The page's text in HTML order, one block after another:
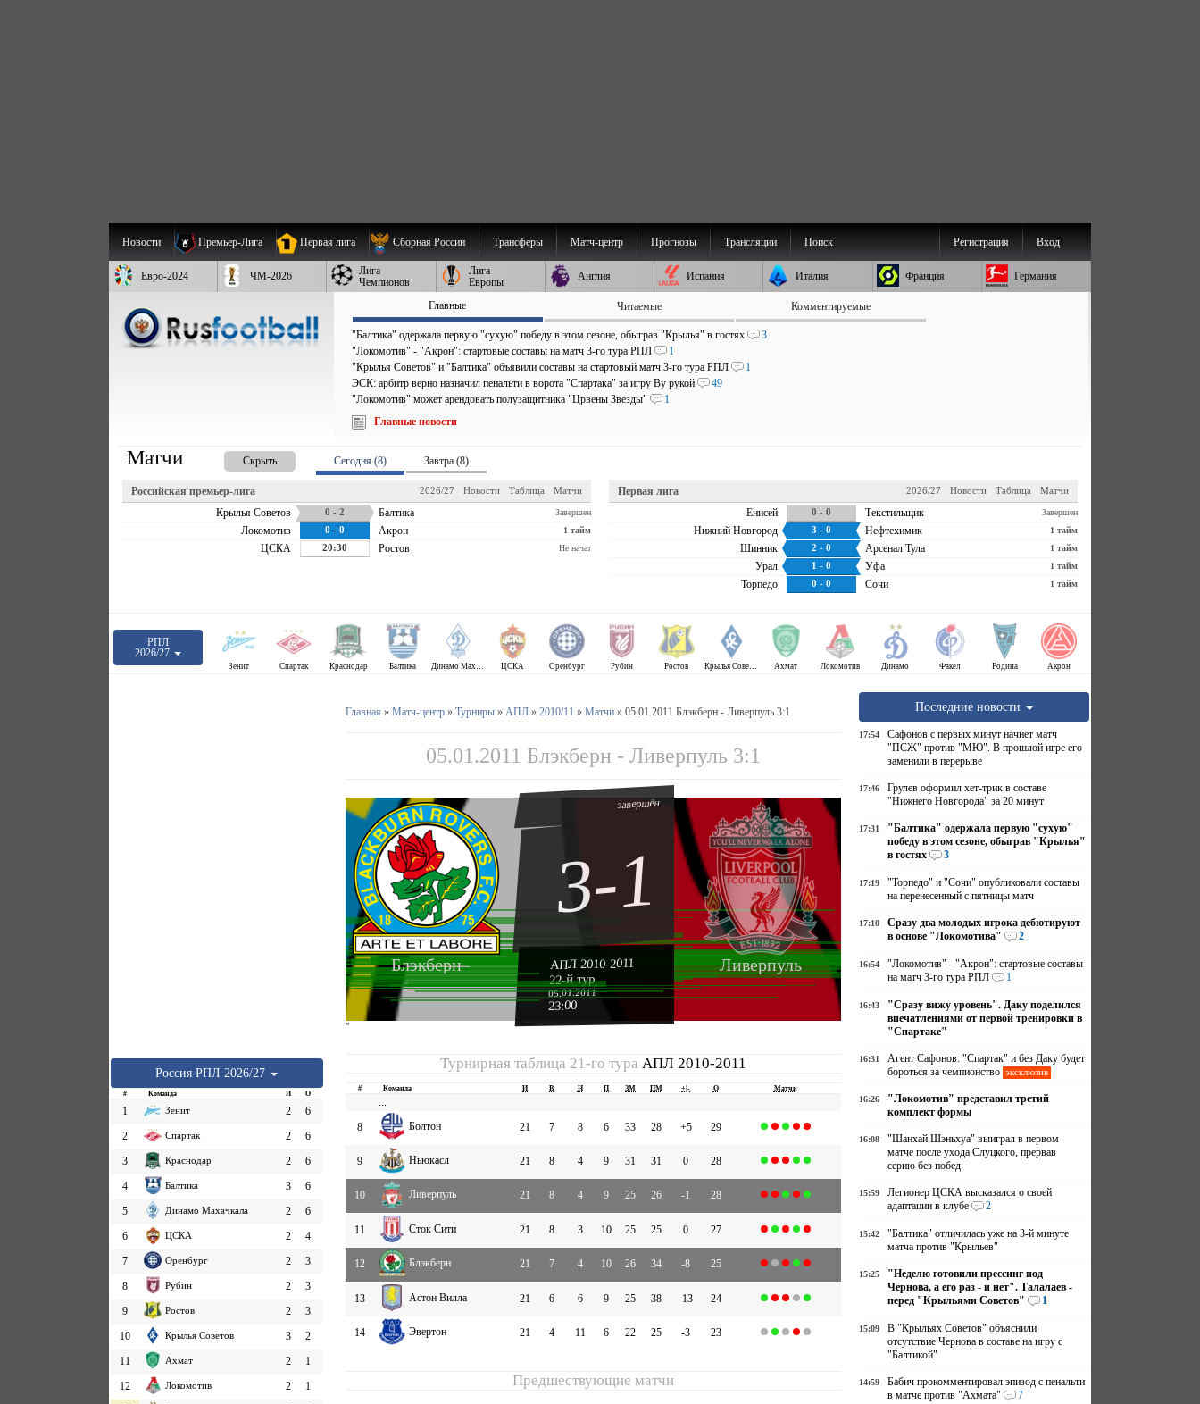
Новости Премьер-Лига Первая лига Сборная России Трансферы Матч-центр Прогнозы Трансляции Поиск Вход
Регистрация
Евро-2024 ЧМ-2026
Лига
Чемпионов
Лига
Европы
Англия Испания Италия Франция Германия
Главные Читаемые Комментируемые
"Балтика" одержала первую "сухую" победу в этом сезоне, обыграв "Крылья" в гостях
3
"Локомотив" - "Акрон": стартовые составы на матч 3-го тура РПЛ
1
"Крылья Советов" и "Балтика" объявили составы на стартовый матч 3-го тура РПЛ
1
ЭСК: арбитр верно назначил пенальти в ворота "Спартака" за игру Ву рукой
49
"Локомотив" может арендовать полузащитника "Црвены Звезды"
1
Главные новости
Матчи Скрыть Сегодня (8) Завтра (8)
Российская премьер-лига Матчи
Таблица
Новости
2026/27
Крылья Советов 0 - 2 Балтика Завершен
Локомотив 0 - 0 Акрон 1 тайм
ЦСКА 20:30 Ростов Не начат
Первая лига Матчи
Таблица
Новости
2026/27
Енисей 0 - 0 Текстильщик Завершен
Нижний Новгород 3 - 0 Нефтехимик 1 тайм
Шинник 2 - 0 Арсенал Тула 1 тайм
Урал 1 - 0 Уфа 1 тайм
Торпедо 0 - 0 Сочи 1 тайм
РПЛ
2026/27
Зенит Спартак Краснодар Балтика Динамо Махачкала ЦСКА Оренбург Рубин Ростов Крылья Советов Ахмат Локомотив Динамо Факел Родина Акрон
Россия РПЛ 2026/27
# Команда И О
1 Зенит 2
6
2
Спартак 2
6
3
Краснодар 2
6
4
Балтика 3
6
5
Динамо Махачкала 2
6
6
ЦСКА 2
4
7
Оренбург 2
3
8
Рубин 2
3
9
Ростов 2
3
10
Крылья Советов 3
2
11
Ахмат 2
1
12
Локомотив 2
1
Главная » Матч-центр» Турниры» АПЛ» 2010/11 » Матчи» 05.01.2011 Блэкберн - Ливерпуль 3:1
05.01.2011 Блэкберн - Ливерпуль 3:1
Блэкберн Ливерпуль
завершён
3-1
АПЛ 2010-2011
22-й тур
05.01.2011
23:00
''
Турнирная таблица 21-го тураАПЛ 2010-2011
# Команда И В Н П ЗМ ПМ +|- О Матчи
...
8
Болтон 21 7 8 6 33 28 +5 29
9 Ньюкасл 21 8 4 9 31 31 0 28
10 Ливерпуль 21 8 4 9 25 26 -1 28
11 Сток Сити 21 8 3 10 25 25 0 27
12 Блэкберн 21 7 4 10 26 34 -8 25
13 Астон Вилла 21 6 6 9 25 38 -13 24
14 Эвертон 21 4 11 6 22 25 -3 23
Предшествующие матчи
Последние новости
17:54
Сафонов с первых минут начнет матч
"ПСЖ" против "МЮ". В прошлой игре его
заменили в перерыве
17:46
Грулев оформил хет-трик в составе
"Нижнего Новгорода" за 20 минут
17:31
"Балтика" одержала первую "сухую"
победу в этом сезоне, обыграв "Крылья"
в гостях
3
17:19
"Торпедо" и "Сочи" опубликовали составы
на перенесенный с пятницы матч
17:10
Сразу два молодых игрока дебютируют
в основе "Локомотива"
2
16:54
"Локомотив" - "Акрон": стартовые составы
на матч 3-го тура РПЛ
1
16:43
"Сразу вижу уровень". Даку поделился
впечатлениями от первой тренировки в
"Спартаке"
16:31
Агент Сафонов: "Спартак" и без Даку будет
бороться за чемпионство эксклюзив
16:26
"Локомотив" представил третий
комплект формы
16:08
"Шанхай Шэньхуа" выиграл в первом
матче после ухода Слуцкого, прервав
серию без побед
15:59
Легионер ЦСКА высказался о своей
адаптации в клубе
2
15:42
"Балтика" отличилась уже на 3-й минуте
матча против "Крыльев"
15:25
"Неделю готовили прессинг под
Чернова, а его раз - и нет". Талалаев -
перед "Крыльями Советов"
1
15:09
В "Крыльях Советов" объяснили
отсутствие Чернова в составе на игру с
"Балтикой"
14:59
Бабич прокомментировал эпизод с пенальти
в матче против "Ахмата"
7